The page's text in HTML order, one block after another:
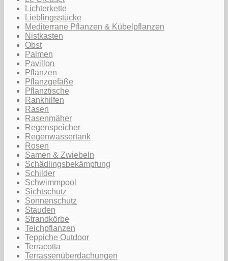
Lichterkette
Lieblingsstücke
Mediterrane Pflanzen & Kübelpflanzen
Nistkasten
Obst
Palmen
Pavillon
Pflanzen
Pflanzgefäße
Pflanztische
Rankhilfen
Rasen
Rasenmäher
Regenspeicher
Regenwassertank
Rosen
Samen & Zwiebeln
Schädlingsbekämpfung
Schilder
Schwimmpool
Sichtschutz
Sonnenschutz
Stauden
Strandkörbe
Teichpflanzen
Teppiche Outdoor
Terracotta
Terrassenüberdachungen